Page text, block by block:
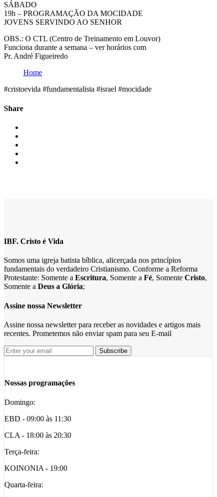
SÁBADO
19h – PROGRAMAÇÃO DA MOCIDADE
JOVENS SERVINDO AO SENHOR
OBS.: O CTL (Centro de Treinamento em Louvor)
Funciona durante a semana – ver horários com
Pr. André Figueiredo
Home
#cristoevida #fundamentalista #israel #mocidade
Share
IBF. Cristo é Vida
Somos uma igreja batista bíblica, alicerçada nos princípios
fundamentais do verdadeiro Cristianismo. Conforme a Reforma
Protestante: Somente a Escritura, Somente a Fé, Somente Cristo,
Somente a Deus a Glória;
Assine nossa Newsletter
Assine nossa newsletter para receber as novidades e artigos mais
recentes. Prometemos não enviar spam para seu E-mail
Nossas programações
Domingo:
EBD - 09:00 às 11:30
CLA - 18:00 às 20:30
Terça-feira:
KOINONIA - 19:00
Quarta-feira: